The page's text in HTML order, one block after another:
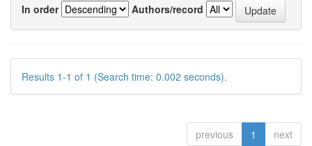
In order
Authors/record
Results 1-1 of 1 (Search time: 0.002 seconds).
previous 1 next